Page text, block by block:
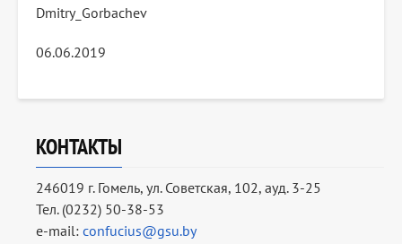
Dmitry_Gorbachev
06.06.2019
КОНТАКТЫ
246019 г. Гомель, ул. Советская, 102, ауд. 3-25
Тел. (0232) 50-38-53
e-mail: confucius@gsu.by